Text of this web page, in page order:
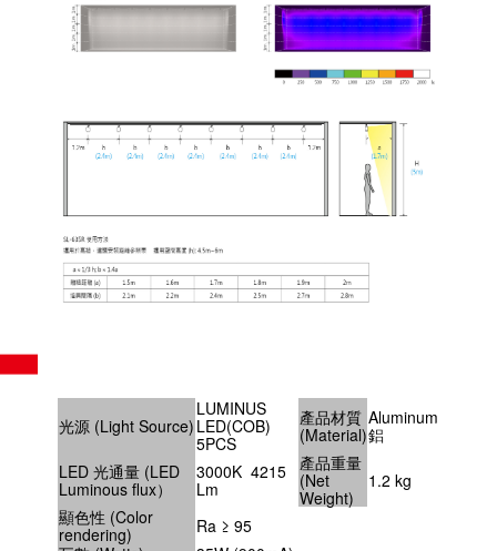
光源 (Light Source)
LUMINUS
LED(COB)
5PCS
產品材質
(Material)
Aluminum
鋁
LED 光通量 (LED
Luminous flux）
3000K 4215
Lm
產品重量
(Net
Weight)
1.2 kg
顯色性 (Color
rendering)
Ra ≥ 95